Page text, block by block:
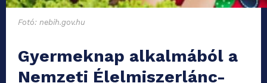
Fotó: nebih.gov.hu
Gyermeknap alkalmából a
Nemzeti Élelmiszerlánc-